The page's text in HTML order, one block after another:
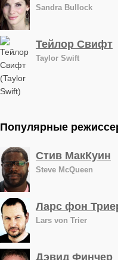
Sandra Bullock
Тейлор Свифт
Taylor Swift
Популярные
Стив МакКуин
Steve McQueen
Ларс фон
Lars von Trier
Дэвид Финчер